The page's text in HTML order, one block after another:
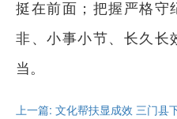
挺在前面；把握严格守
非、小事小节、长久长
当。
上一篇: 文化帮扶显成效 三门县